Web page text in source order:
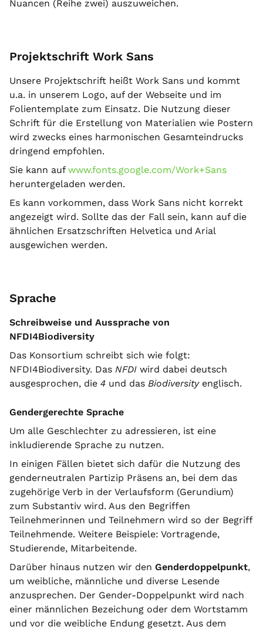
Nuancen (Reihe zwei) auszuweichen.
Projektschrift Work Sans
Unsere Projektschrift heißt Work Sans und kommt
u.a. in unserem Logo, auf der Webseite und im
Folientemplate zum Einsatz. Die Nutzung dieser
Schrift für die Erstellung von Materialien wie Postern
wird zwecks eines harmonischen Gesamteindrucks
dringend empfohlen.
Sie kann auf www.fonts.google.com/Work+Sans
heruntergeladen werden.
Es kann vorkommen, dass Work Sans nicht korrekt
angezeigt wird. Sollte das der Fall sein, kann auf die
ähnlichen Ersatzschriften Helvetica und Arial
ausgewichen werden.
Sprache
Schreibweise und Aussprache von
NFDI4Biodiversity
Das Konsortium schreibt sich wie folgt:
NFDI4Biodiversity. Das NFDI wird dabei deutsch
ausgesprochen, die 4 und das Biodiversityenglisch.
Gendergerechte Sprache
Um alle Geschlechter zu adressieren, ist eine
inkludierende Sprache zu nutzen.
In einigen Fällen bietet sich dafür die Nutzung des
genderneutralen Partizip Präsens an, bei dem das
zugehörige Verb in der Verlaufsform (Gerundium)
zum Substantiv wird. Aus den Begriffen
Teilnehmerinnen und Teilnehmern wird so der Begriff
Teilnehmende. Weitere Beispiele: Vortragende,
Studierende, Mitarbeitende.
Darüber hinaus nutzen wir den Genderdoppelpunkt,
um weibliche, männliche und diverse Lesende
anzusprechen. Der Gender-Doppelpunkt wird nach
einer männlichen Bezeichung oder dem Wortstamm
und vor die weibliche Endung gesetzt. Aus dem